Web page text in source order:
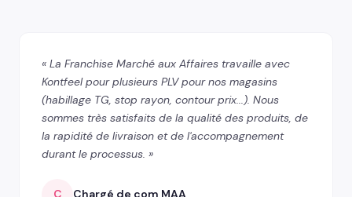
« La Franchise Marché aux Affaires travaille avec
Kontfeel pour plusieurs PLV pour nos magasins
(habillage TG, stop rayon, contour prix...). Nous
sommes très satisfaits de la qualité des produits, de
la rapidité de livraison et de l'accompagnement
durant le processus. »
C Chargé de com MAA